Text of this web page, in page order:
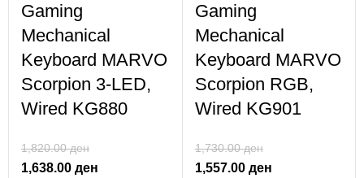
Gaming
Mechanical
Keyboard MARVO
Scorpion 3-LED,
Wired KG880
1,820.00ден
1,638.00 ден
Gaming
Mechanical
Keyboard MARVO
Scorpion RGB,
Wired KG901
1,730.00ден
1,557.00 ден